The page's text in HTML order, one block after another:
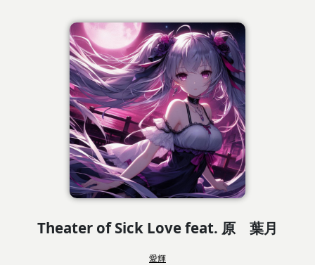
Theater of Sick Love feat. 原 葉月
愛輝